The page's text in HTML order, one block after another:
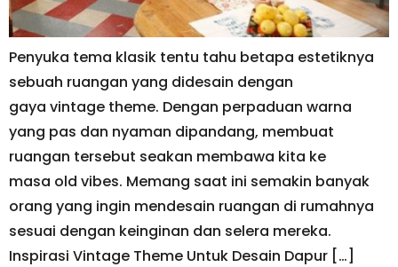
Penyuka tema klasik tentu tahu betapa estetiknya
sebuah ruangan yang didesain dengan
gaya vintage theme. Dengan perpaduan warna
yang pas dan nyaman dipandang, membuat
ruangan tersebut seakan membawa kita ke
masa old vibes. Memang saat ini semakin banyak
orang yang ingin mendesain ruangan di rumahnya
sesuai dengan keinginan dan selera mereka.
Inspirasi Vintage Theme Untuk Desain Dapur […]